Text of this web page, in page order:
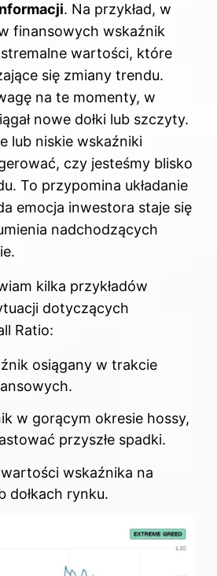
. Na przykład, w
finansowych wskaźnik
wartości, które
się zmiany trendu.
na te momenty, w
nowe dołki lub szczyty.
lub niskie wskaźniki
czy jesteśmy blisko
To przypomina układanie
emocja inwestora staje się
nadchodzących
kilka przykładów
dotyczących
Ratio:
osiągany w trakcie
w gorącym okresie hossy,
przyszłe spadki.
wskaźnika na
dołkach rynku.